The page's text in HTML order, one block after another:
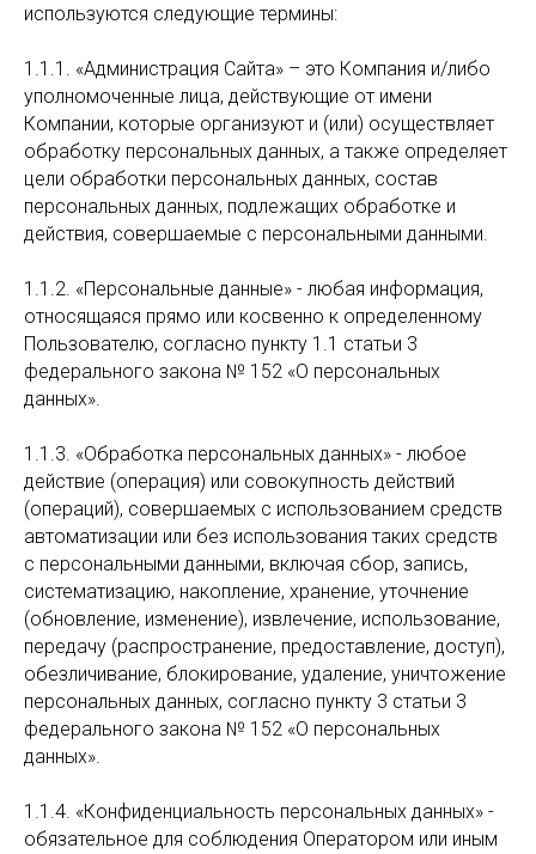
используются следующие термины:
1.1.1. «Администрация Сайта» – это Компания и/либо
уполномоченные лица, действующие от имени
Компании, которые организуют и (или) осуществляет
обработку персональных данных, а также определяет
цели обработки персональных данных, состав
персональных данных, подлежащих обработке и
действия, совершаемые с персональными данными.
1.1.2. «Персональные данные» - любая информация,
относящаяся прямо или косвенно к определенному
Пользователю, согласно пункту 1.1 статьи 3
федерального закона № 152 «О персональных
данных».
1.1.3. «Обработка персональных данных» - любое
действие (операция) или совокупность действий
(операций), совершаемых с использованием средств
автоматизации или без использования таких средств
с персональными данными, включая сбор, запись,
систематизацию, накопление, хранение, уточнение
(обновление, изменение), извлечение, использование,
передачу (распространение, предоставление, доступ),
обезличивание, блокирование, удаление, уничтожение
персональных данных, согласно пункту 3 статьи 3
федерального закона № 152 «О персональных
данных».
1.1.4. «Конфиденциальность персональных данных» -
обязательное для соблюдения Оператором или иным